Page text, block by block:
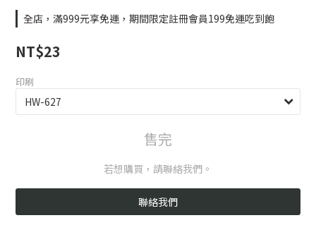
全店，滿999元享免運，期間限定註冊會員199免運吃到飽
NT$23
印刷
售完
若想購買，請聯絡我們。
聯絡我們